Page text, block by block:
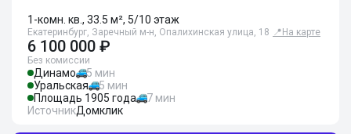
1-комн. кв., 33.5 м², 5/10 этаж
Екатеринбург, Заречный м-н, Опалихинская улица, 18 📍 На карте
6 100 000 ₽
Без комиссии
Динамо
5 мин
Уральская
5 мин
Площадь 1905 года
7 мин
ИсточникДомклик